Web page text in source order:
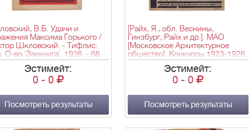
В.Б. Удачи и
Максима Горького /
Шкловский. - Тифлис:
О-во `Заккнига`, 1926. - 66
л. ил.; 17,5х13 см.
Эстимейт:
0 -0
Посмотреть результаты
[Райх, Я., обл. Веснины,
Гинзбург, Райх и др.]. МАО
[Московское Архитектурное
общество]. Конкурсы 1923-1926
/ [ред. Е.В. Шервинский]. - М.:
Московское Архитектурное
общество (типо-лит. им. Т.
объявл.: ил. (ил., черт.); 32,4х25,3
см. - 3 000 экз.
Эстимейт:
0 -0
Посмотреть результаты